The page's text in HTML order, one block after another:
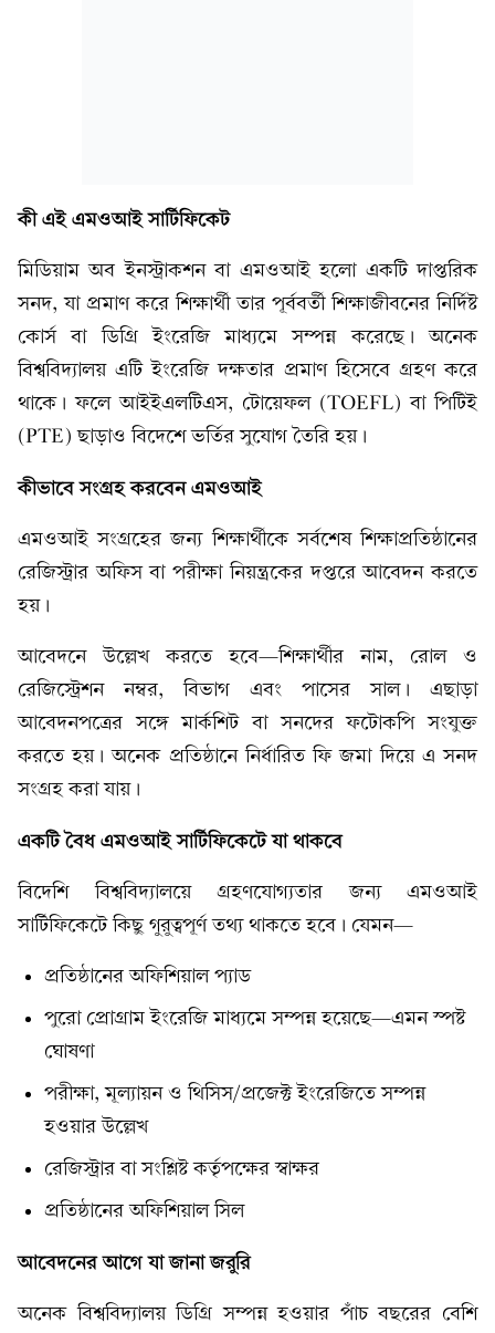
কী এই এমওআই সার্টিফিকেট
মিডিয়াম অব ইনস্ট্রাকশন বা এমওআই হলো একটি দাপ্তরিক
সনদ, যা প্রমাণ করে শিক্ষার্থী তার পূর্ববর্তী শিক্ষাজীবনের নির্দিষ্ট
কোর্স বা ডিগ্রি ইংরেজি মাধ্যমে সম্পন্ন করেছে। অনেক
বিশ্ববিদ্যালয় এটি ইংরেজি দক্ষতার প্রমাণ হিসেবে গ্রহণ করে
থাকে। ফলে আইইএলটিএস, টোয়েফল (TOEFL) বা পিটিই
(PTE) ছাড়াও বিদেশে ভর্তির সুযোগ তৈরি হয়।
কীভাবে সংগ্রহ করবেন এমওআই
এমওআই সংগ্রহের জন্য শিক্ষার্থীকে সর্বশেষ শিক্ষাপ্রতিষ্ঠানের
রেজিস্ট্রার অফিস বা পরীক্ষা নিয়ন্ত্রকের দপ্তরে আবেদন করতে
হয়।
আবেদনে উল্লেখ করতে হবে—শিক্ষার্থীর নাম, রোল ও
রেজিস্ট্রেশন নম্বর, বিভাগ এবং পাসের সাল। এছাড়া
আবেদনপত্রের সঙ্গে মার্কশিট বা সনদের ফটোকপি সংযুক্ত
করতে হয়। অনেক প্রতিষ্ঠানে নির্ধারিত ফি জমা দিয়ে এ সনদ
সংগ্রহ করা যায়।
একটি বৈধ এমওআই সার্টিফিকেটে যা থাকবে
বিদেশি বিশ্ববিদ্যালয়ে গ্রহণযোগ্যতার জন্য এমওআই
সার্টিফিকেটে কিছু গুরুত্বপূর্ণ তথ্য থাকতে হবে। যেমন—
প্রতিষ্ঠানের অফিশিয়াল প্যাড
পুরো প্রোগ্রাম ইংরেজি মাধ্যমে সম্পন্ন হয়েছে—এমন স্পষ্ট
ঘোষণা
পরীক্ষা, মূল্যায়ন ও থিসিস/প্রজেক্ট ইংরেজিতে সম্পন্ন
হওয়ার উল্লেখ
রেজিস্ট্রার বা সংশ্লিষ্ট কর্তৃপক্ষের স্বাক্ষর
প্রতিষ্ঠানের অফিশিয়াল সিল
আবেদনের আগে যা জানা জরুরি
অনেক বিশ্ববিদ্যালয় ডিগ্রি সম্পন্ন হওয়ার পাঁচ বছরের বেশি